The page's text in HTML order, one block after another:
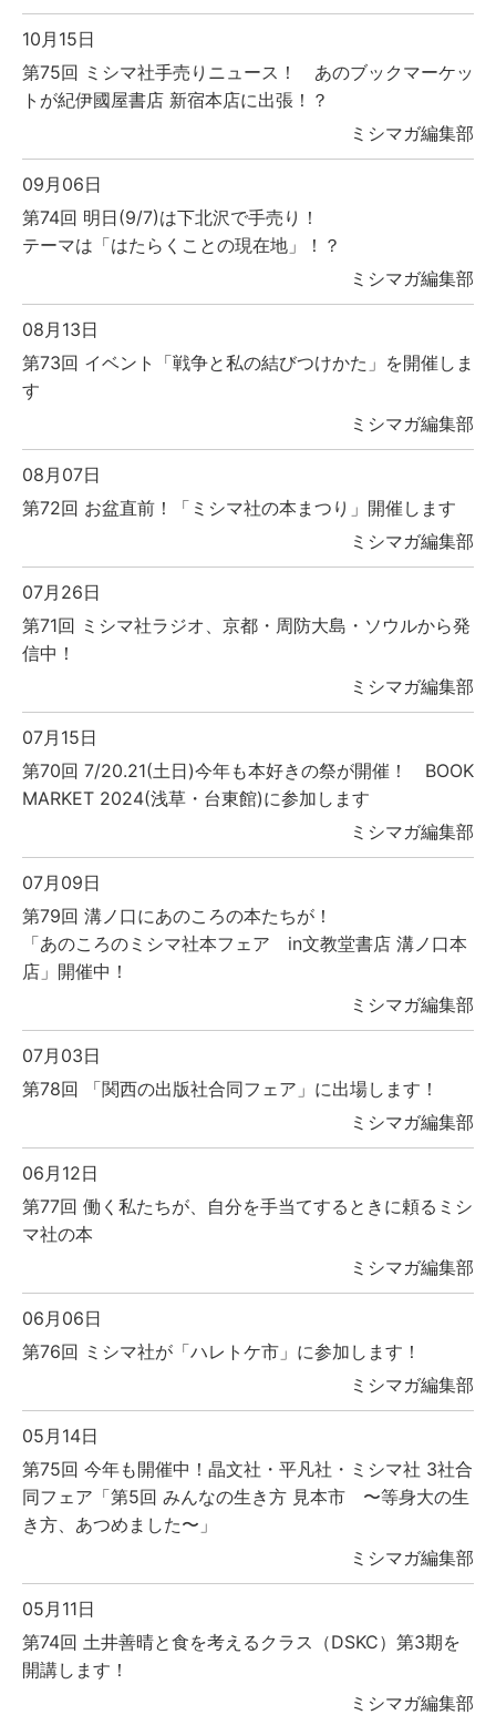
10月15日
第75回 ミシマ社手売りニュース！ あのブックマーケッ
トが紀伊國屋書店 新宿本店に出張！？
ミシマガ編集部
09月06日
第74回 明日(9/7)は下北沢で手売り！
テーマは「はたらくことの現在地」！？
ミシマガ編集部
08月13日
第73回 イベント「戦争と私の結びつけかた」を開催しま
す
ミシマガ編集部
08月07日
第72回 お盆直前！「ミシマ社の本まつり」開催します
ミシマガ編集部
07月26日
第71回 ミシマ社ラジオ、京都・周防大島・ソウルから発
信中！
ミシマガ編集部
07月15日
第70回 7/20.21(土日)今年も本好きの祭が開催！ BOOK
MARKET 2024(浅草・台東館)に参加します
ミシマガ編集部
07月09日
第79回 溝ノ口にあのころの本たちが！
「あのころのミシマ社本フェア in文教堂書店 溝ノ口本
店」開催中！
ミシマガ編集部
07月03日
第78回 「関西の出版社合同フェア」に出場します！
ミシマガ編集部
06月12日
第77回 働く私たちが、自分を手当てするときに頼るミシ
マ社の本
ミシマガ編集部
06月06日
第76回 ミシマ社が「ハレトケ市」に参加します！
ミシマガ編集部
05月14日
第75回 今年も開催中！晶文社・平凡社・ミシマ社 3社合
同フェア「第5回 みんなの生き方 見本市 〜等身大の生
き方、あつめました〜」
ミシマガ編集部
05月11日
第74回 土井善晴と食を考えるクラス（DSKC）第3期を
開講します！
ミシマガ編集部